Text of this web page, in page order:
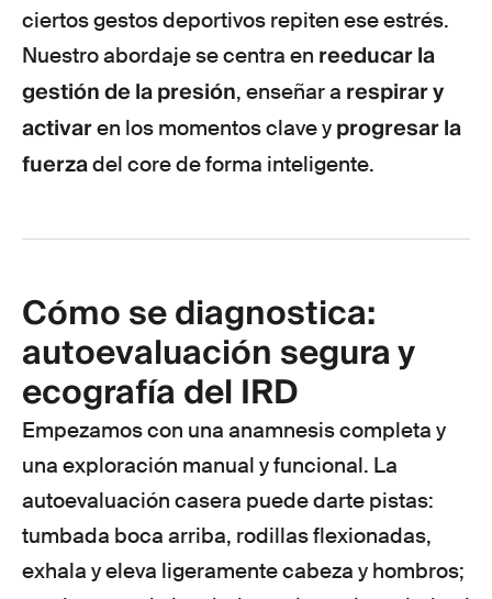
ciertos gestos deportivos repiten ese estrés.
Nuestro abordaje se centra en reeducar la
gestión de la presión, enseñar a respirar y
activaren los momentos clave y progresar la
fuerzadel core de forma inteligente.
Cómo se diagnostica:
autoevaluación segura y
ecografía del IRD
Empezamos con una anamnesis completa y
una exploración manual y funcional. La
autoevaluación casera puede darte pistas:
tumbada boca arriba, rodillas flexionadas,
exhala y eleva ligeramente cabeza y hombros;